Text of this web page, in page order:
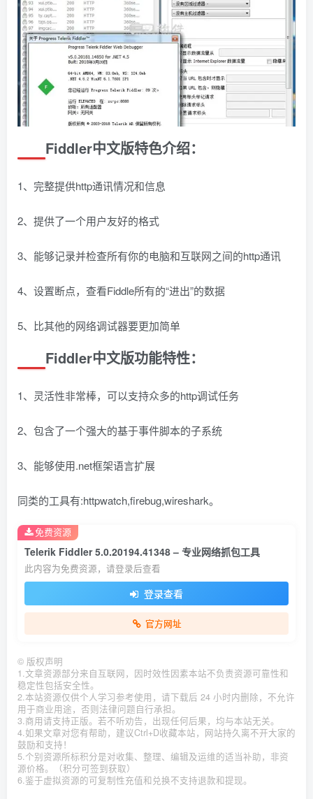
Fiddler中文版特色介绍：
1、完整提供http通讯情况和信息
2、提供了一个用户友好的格式
3、能够记录并检查所有你的电脑和互联网之间的http通讯
4、设置断点，查看Fiddle所有的“进出”的数据
5、比其他的网络调试器要更加简单
Fiddler中文版功能特性：
1、灵活性非常棒，可以支持众多的http调试任务
2、包含了一个强大的基于事件脚本的子系统
3、能够使用.net框架语言扩展
同类的工具有:httpwatch,firebug,wireshark。
Telerik Fiddler 5.0.20194.41348 – 专业网络抓包工具
此内容为免费资源，请登录后查看
登录查看
官方网址
免费资源
© 版权声明
1.文章资源部分来自互联网，因时效性因素本站不负责资源可靠性和
稳定性包括安全性。
2.本站资源仅供个人学习参考使用，请下载后 24 小时内删除，不允许
用于商业用途，否则法律问题自行承担。
3.商用请支持正版。若不听劝告，出现任何后果，均与本站无关。
4.如果文章对您有帮助，建议Ctrl+D收藏本站，网站持久离不开大家的
鼓励和支持！
5.个别资源所标积分是对收集、整理、编辑及运维的适当补助，非资
源价格。（积分可签到获取）
6.鉴于虚拟资源的可复制性充值和兑换不支持退款和提现。